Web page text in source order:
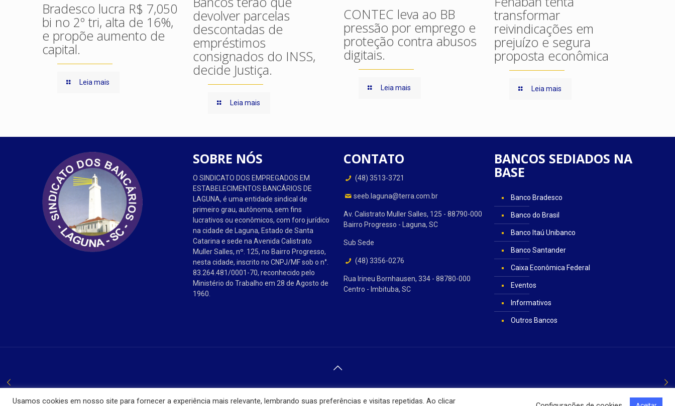
Bradesco lucra R$ 7,050
bi no 2º tri, alta de 16%,
e propõe aumento de
capital.
Leia mais
devolver parcelas
descontadas de
empréstimos
consignados do INSS,
decide Justiça.
Leia mais
CONTEC leva ao BB
pressão por emprego e
proteção contra abusos
digitais.
Leia mais
transformar
reivindicações em
prejuízo e segura
proposta econômica
Leia mais
SOBRE NÓS
O SINDICATO DOS EMPREGADOS EM
ESTABELECIMENTOS BANCÁRIOS DE
LAGUNA, é uma entidade sindical de
primeiro grau, autônoma, sem fins
lucrativos ou econômicos, com foro jurídico
na cidade de Laguna, Estado de Santa
Catarina e sede na Avenida Calistrato
Muller Salles, nº. 125, no Bairro Progresso,
nesta cidade, inscrito no CNPJ/MF sob o n°.
83.264.481/0001-70, reconhecido pelo
Ministério do Trabalho em 28 de Agosto de
1960.
CONTATO
(48) 3513-3721
seeb.laguna@terra.com.br
Av. Calistrato Muller Salles, 125 - 88790-000
Bairro Progresso - Laguna, SC
Sub Sede
(48) 3356-0276
Rua Irineu Bornhausen, 334 - 88780-000
Centro - Imbituba, SC
BANCOS SEDIADOS NA
BASE
Banco Bradesco
Banco do Brasil
Banco Itaú Unibanco
Banco Santander
Caixa Econômica Federal
Eventos
Informativos
Outros Bancos
Desenvolvido porMitweb Agência Digital
Usamos cookies em nosso site para fornecer a experiência mais relevante, lembrando suas preferências e visitas repetidas. Ao clicar